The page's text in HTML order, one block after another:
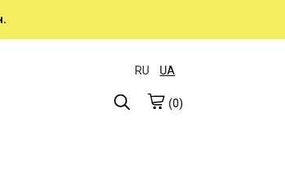
RU UA
(0)